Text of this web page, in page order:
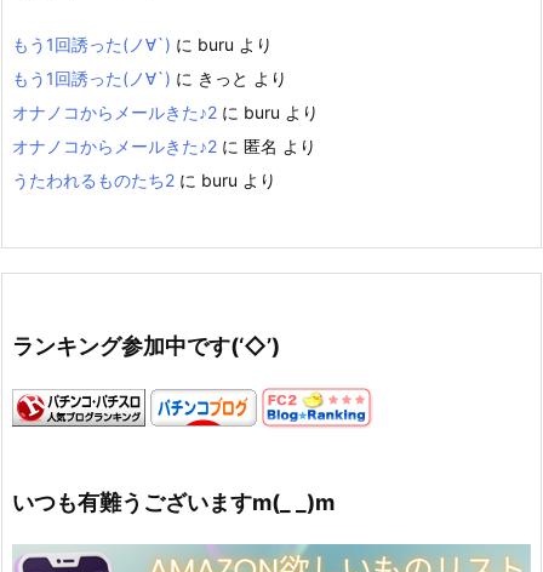
もう1回誘った(ノ∀`) に buru より
もう1回誘った(ノ∀`) に きっと より
オナノコからメールきた♪2 に buru より
オナノコからメールきた♪2 に 匿名 より
うたわれるものたち2 に buru より
ランキング参加中です(‘◇’)ゞ
いつも有難うございますm(_ _)m